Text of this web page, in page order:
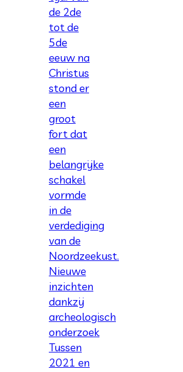
de 2de
tot de
5de
eeuw na
Christus
stond er
een
groot
fort dat
een
belangrijke
schakel
vormde
in de
verdediging
van de
Noordzeekust.
Nieuwe
inzichten
dankzij
archeologisch
onderzoek
Tussen
2021 en